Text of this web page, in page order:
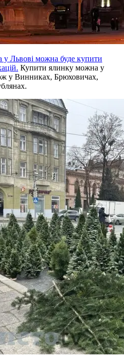
у Львові можна буде купити
Купити ялинку можна у
у Винниках, Брюховичах,